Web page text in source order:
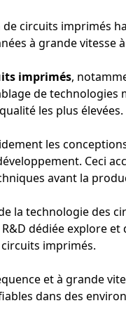
circuits imprimés
à grande vitesse
imprimés,
de
les plus élevées.
les
Ceci
avant la
la technologie des
dédiée explore et
imprimés.
et à grande
dans des